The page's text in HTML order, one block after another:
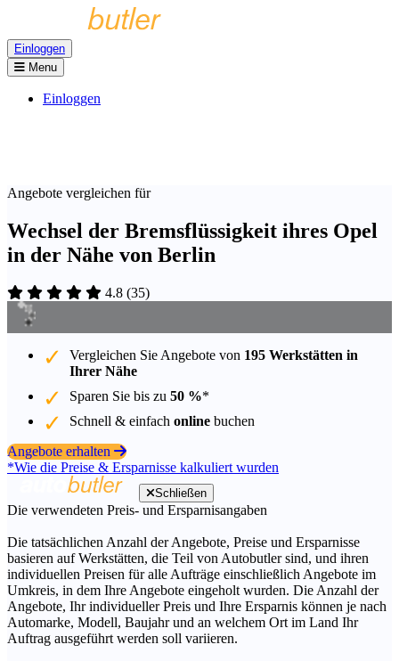
Einloggen
Menu
Einloggen
Angebote vergleichen für
Wechsel der Bremsflüssigkeit ihres Opel
in der Nähe von Berlin
4.8 (35)
Vergleichen Sie Angebote von 195 Werkstätten in
Ihrer Nähe
Sparen Sie bis zu 50 %*
Schnell & einfach online buchen
Angebote erhalten
*Wie die Preise & Ersparnisse kalkuliert wurden
Schließen
Die verwendeten Preis- und Ersparnisangaben
Die tatsächlichen Anzahl der Angebote, Preise und Ersparnisse
basieren auf Werkstätten, die Teil von Autobutler sind, und ihren
individuellen Preisen für alle Aufträge einschließlich Angebote im
Umkreis, in dem Ihre Angebote eingeholt wurden. Die Anzahl der
Angebote, Ihr individueller Preis und Ihre Ersparnis können je nach
Automarke, Modell, Baujahr und an welchem Ort im Land Ihr
Auftrag ausgeführt werden soll variieren.